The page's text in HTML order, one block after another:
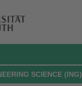
SCIENCE (ING)